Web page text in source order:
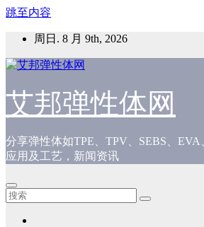
跳至内容
周日. 8 月 9th, 2026
艾邦弹性体网
分享弹性体如TPE、TPV、SEBS、
应用及工艺，新闻资讯